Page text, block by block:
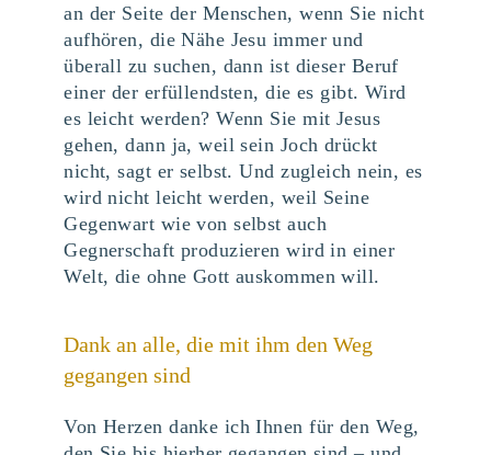
an der Seite der Menschen, wenn Sie nicht
aufhören, die Nähe Jesu immer und
überall zu suchen, dann ist dieser Beruf
einer der erfüllendsten, die es gibt. Wird
es leicht werden? Wenn Sie mit Jesus
gehen, dann ja, weil sein Joch drückt
nicht, sagt er selbst. Und zugleich nein, es
wird nicht leicht werden, weil Seine
Gegenwart wie von selbst auch
Gegnerschaft produzieren wird in einer
Welt, die ohne Gott auskommen will.
Dank an alle, die mit ihm den Weg
gegangen sind
Von Herzen danke ich Ihnen für den Weg,